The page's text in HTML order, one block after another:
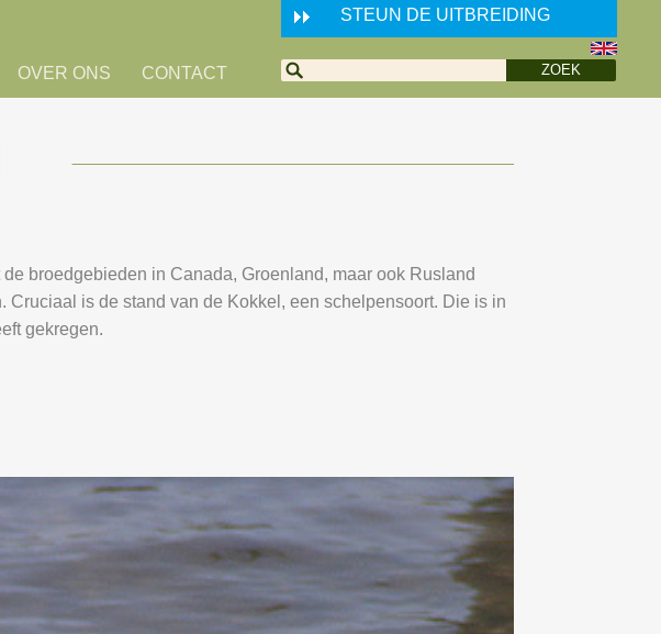
STEUN DE UITBREIDING
OVER ONS CONTACT
broedgebieden in Canada, Groenland, maar ook Rusland
is de stand van de Kokkel, een schelpensoort. Die is in
gekregen.